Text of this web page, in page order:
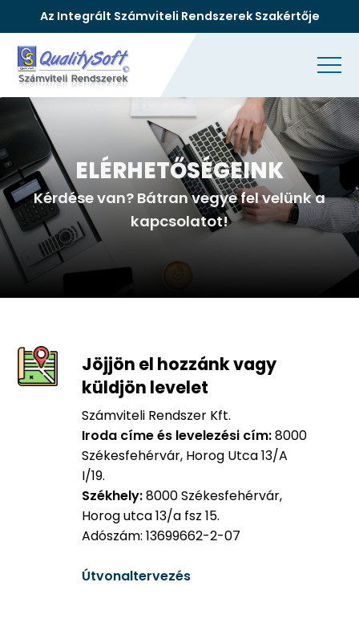
Az Integrált Számviteli Rendszerek Szakértője
ELÉRHETŐSÉGEINK
Kérdése van? Bátran vegye fel velünk a
kapcsolatot!
Jöjjön el hozzánk vagy
küldjön levelet
Számviteli Rendszer Kft.
Iroda címe és levelezési cím:8000
Székesfehérvár, Horog Utca 13/A
I/19.
Székhely:8000 Székesfehérvár,
Horog utca 13/a fsz 15.
Adószám: 13699662-2-07
Útvonaltervezés